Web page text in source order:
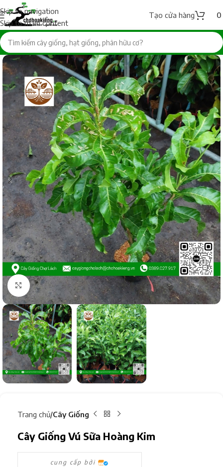
Skip to navigation
Skip to main content
Tạo cửa hàng 0
Click to enlarge
Trang chủ Cây Giống
Cây Giống Vú Sữa Hoàng Kim
cung cấp bởi